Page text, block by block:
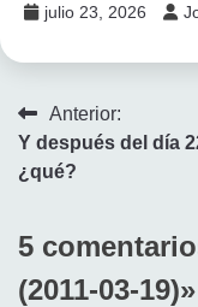
julio 23, 2026
Navegación
de
Anterior:
Y después del día
¿qué?
5
(2011-03-19)»